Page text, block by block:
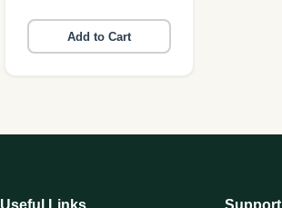
Add to Cart
Useful Links Support